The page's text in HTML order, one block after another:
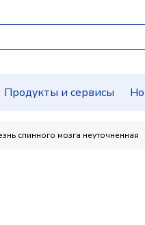
Продукты и сервисы
спинного мозга неуточненная